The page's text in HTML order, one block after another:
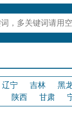
辽宁 吉林
黑
陕西 甘肃